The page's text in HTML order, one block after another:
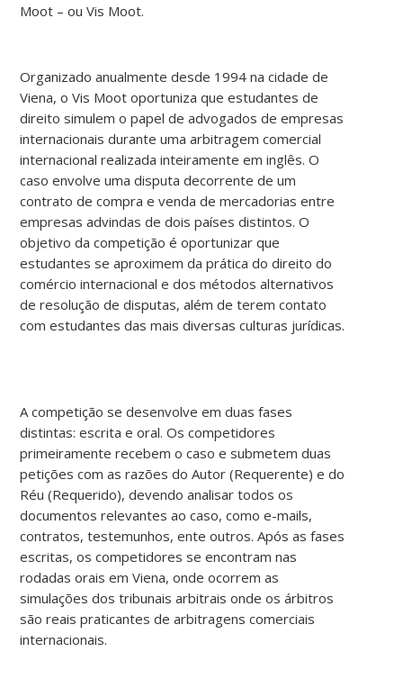
Moot – ou Vis Moot.
Organizado anualmente desde 1994 na cidade de
Viena, o Vis Moot oportuniza que estudantes de
direito simulem o papel de advogados de empresas
internacionais durante uma arbitragem comercial
internacional realizada inteiramente em inglês. O
caso envolve uma disputa decorrente de um
contrato de compra e venda de mercadorias entre
empresas advindas de dois países distintos. O
objetivo da competição é oportunizar que
estudantes se aproximem da prática do direito do
comércio internacional e dos métodos alternativos
de resolução de disputas, além de terem contato
com estudantes das mais diversas culturas jurídicas.
A competição se desenvolve em duas fases
distintas: escrita e oral. Os competidores
primeiramente recebem o caso e submetem duas
petições com as razões do Autor (Requerente) e do
Réu (Requerido), devendo analisar todos os
documentos relevantes ao caso, como e-mails,
contratos, testemunhos, ente outros. Após as fases
escritas, os competidores se encontram nas
rodadas orais em Viena, onde ocorrem as
simulações dos tribunais arbitrais onde os árbitros
são reais praticantes de arbitragens comerciais
internacionais.